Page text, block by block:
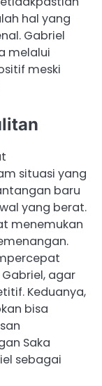
hal yang
Gabriel
melalui
meski
situasi yang
baru
yang berat.
menemukan
agar
Keduanya,
bisa
Saka
sebagai